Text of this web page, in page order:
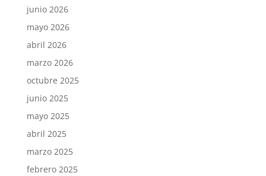
junio 2026
mayo 2026
abril 2026
marzo 2026
octubre 2025
junio 2025
mayo 2025
abril 2025
marzo 2025
febrero 2025